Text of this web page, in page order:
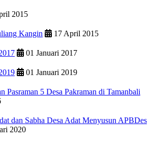
2015
Kangin 17 April 2015
01 Januari 2017
01 Januari 2019
Pasraman 5 Desa Pakraman di Tamanbali
dan Sabha Desa Adat Menyusun APBDes
2020